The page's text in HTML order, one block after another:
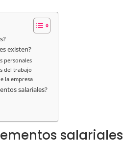
existen?
personales
del trabajo
la empresa
salariales?